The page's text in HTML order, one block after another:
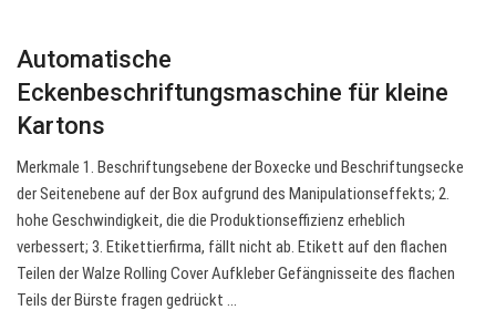
Automatische
Eckenbeschriftungsmaschine für kleine
Kartons
Merkmale 1. Beschriftungsebene der Boxecke und Beschriftungsecke
der Seitenebene auf der Box aufgrund des Manipulationseffekts; 2.
hohe Geschwindigkeit, die die Produktionseffizienz erheblich
verbessert; 3. Etikettierfirma, fällt nicht ab. Etikett auf den flachen
Teilen der Walze Rolling Cover Aufkleber Gefängnisseite des flachen
Teils der Bürste fragen gedrückt ...